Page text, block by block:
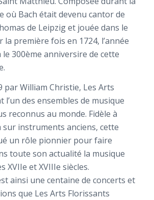
où Bach était devenu cantor de
de Leipzig et jouée dans le
la première fois en 1724, l’année
300ème anniversire de cette
par William Christie, Les Arts
l’un des ensembles de musique
reconnus au monde. Fidèle à
instruments anciens, cette
un rôle pionnier pour faire
toute son actualité la musique
XVIIe et XVIIIe siècles.
ainsi une centaine de concerts et
que Les Arts Florissants